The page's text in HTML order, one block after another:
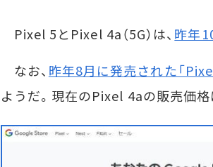
Pixel 5とPixel 4a（5G）は、 昨年
なお、 昨年8月に発売された「
ようだ。現在のPixel 4aの販売価格